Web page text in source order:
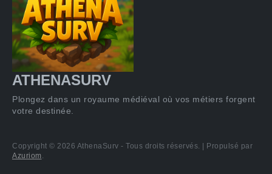
ATHENASURV
Plongez dans un royaume médiéval où vos métiers forgent
votre destinée.
Copyright © 2026 AthenaSurv - Tous droits réservés. | Propulsé par
Azuriom .